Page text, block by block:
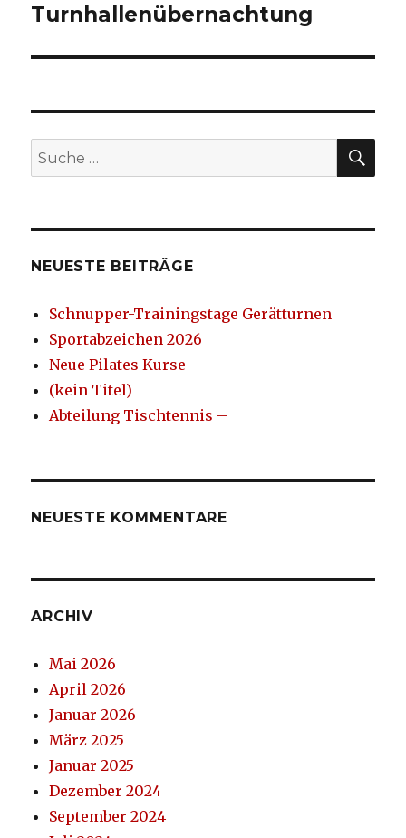
Beitrag:
Turnhallenübernachtung
Suche
nach:
NEUESTE BEITRÄGE
Schnupper-Trainingstage Gerätturnen
Sportabzeichen 2026
Neue Pilates Kurse
(kein Titel)
Abteilung Tischtennis –
NEUESTE KOMMENTARE
ARCHIV
Mai 2026
April 2026
Januar 2026
März 2025
Januar 2025
Dezember 2024
September 2024